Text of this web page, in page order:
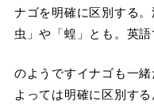
ナゴを明確に区別する
虫」や「蝗」とも。英
のようですイナゴも一
よっては明確に区別す